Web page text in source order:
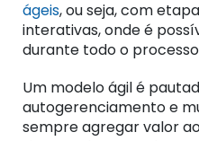
ágeis, ou seja, com
interativas, onde é
durante todo o
Um modelo ágil é
autogerenciamento e
sempre agregar valor